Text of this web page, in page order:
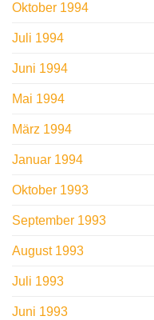
Oktober 1994
Juli 1994
Juni 1994
Mai 1994
März 1994
Januar 1994
Oktober 1993
September 1993
August 1993
Juli 1993
Juni 1993